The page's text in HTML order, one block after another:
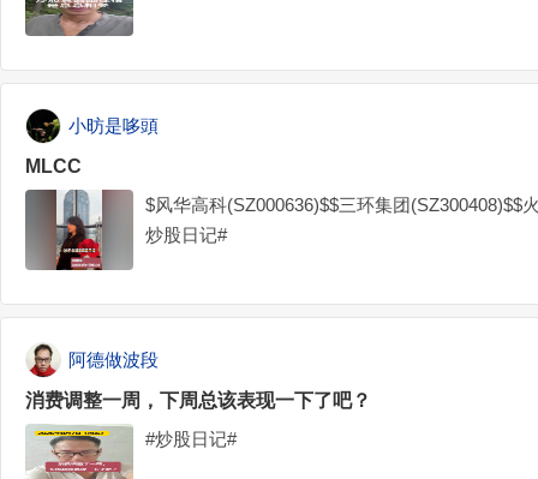
小昉是哆頭
MLCC
$风华高科(SZ000636)$$三环集团(SZ300408)$$
炒股日记#
阿德做波段
消费调整一周，下周总该表现一下了吧？
#炒股日记#